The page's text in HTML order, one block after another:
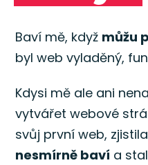
Baví mě, když můžu
byl web vyladěný,
Kdysi mě ale ani
vytvářet webové
svůj první web,
nesmírně baví a